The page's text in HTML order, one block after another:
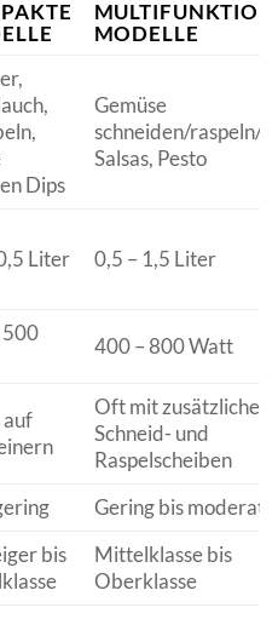
MODELLE
Dips
Gemüse
schneiden/raspeln/
Salsas, Pesto
Liter 0,5 – 1,5 Liter
500
400 – 800 Watt
auf
Oft mit zusätzlichen
Schneid- und
Raspelscheiben
Gering bis moderat
bis
Mittelklasse bis
Oberklasse